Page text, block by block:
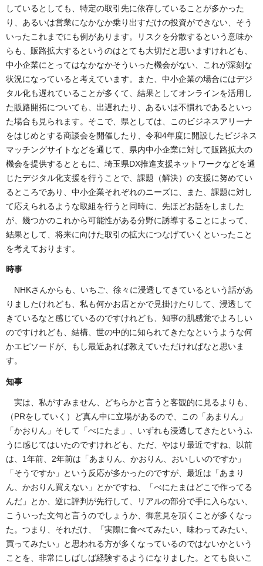
しているとしても、特定の取引先に依存していることが多かった
り、あるいは営業になかなか乗り出すだけの投資ができない、そう
いったこれまでにも例があります。リスクを分散するという意味か
らも、販路拡大するというのはとても大切だと思いますけれども、
中小企業にとってはなかなかそういった機会がない、これが深刻な
状況になっていると考えています。また、中小企業の場合にはデジ
タル化も遅れていることが多くて、結果としてオンラインを活用し
た販路開拓についても、出遅れたり、あるいは不慣れであるといっ
た場合も見られます。そこで、県としては、このビジネスアリーナ
をはじめとする商談会を開催したり、令和4年度に開設したビジネス
マッチングサイトなどを通じて、県内中小企業に対して販路拡大の
機会を提供するとともに、埼玉県DX推進支援ネットワークなどを通
じたデジタル化支援を行うことで、課題（解決）の支援に努めてい
るところであり、中小企業それぞれのニーズに、また、課題に対し
て応えられるような取組を行うと同時に、先ほどお話をしました
が、幾つかのこれから可能性がある分野に誘導することによって、
結果として、将来に向けた取引の拡大につなげていくといったこと
を考えております。
時事
NHKさんからも、いちご、徐々に浸透してきているという話があ
りましたけれども、私も何かお店とかで見掛けたりして、浸透して
きているなと感じているのですけれども、知事の肌感覚でよろしい
のですけれども、結構、世の中的に知られてきたなというような何
かエピソードが、もし最近あれば教えていただければなと思いま
す。
知事
実は、私がすみません、どちらかと言うと客観的に見るよりも、
（PRをしていく）ど真ん中に立場があるので、この「あまりん」
「かおりん」そして「べにたま」、いずれも浸透してきたというふ
うに感じてはいたのですけれども、ただ、やはり最近ですね、以前
は、1年前、2年前は「あまりん、かおりん、おいしいのですか」
「そうですか」という反応が多かったのですが、最近は「あまり
ん、かおりん買えない」とかですね、「べにたまはどこで作ってる
んだ」とか、逆に評判が先行して、リアルの部分で手に入らない、
こういった文句と言うのでしょうか、御意見を頂くことが多くなっ
た。つまり、それだけ、「実際に食べてみたい、味わってみたい、
買ってみたい」と思われる方が多くなっているのではないかという
ことを、非常にしばしば経験するようになりました。とても良いこ